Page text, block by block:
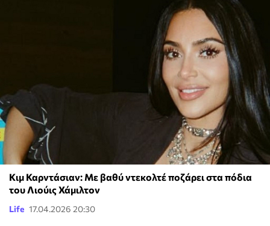
Κιμ Καρντάσιαν: Με βαθύ ντεκολτέ ποζάρει στα πόδια
του Λιούις Χάμιλτον
Life 17.04.2026 20:30